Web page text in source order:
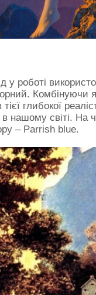
роботі
Комбінуючи
тієї глибокої
нашому світі. На
– Parrish blue.